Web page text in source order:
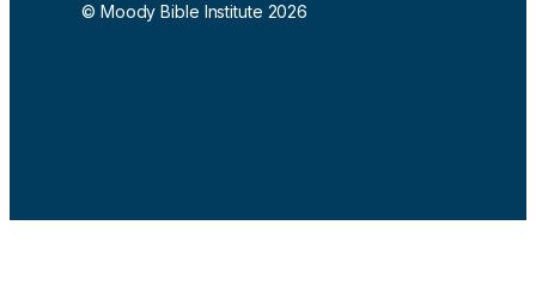
© Moody Bible Institute 2026